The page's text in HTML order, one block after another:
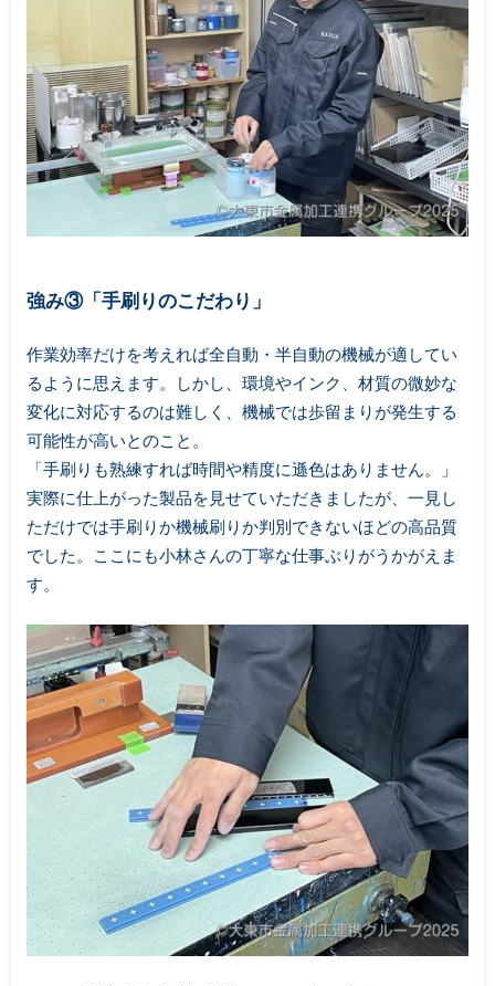
強み③「手刷りのこだわり」
作業効率だけを考えれば全自動・半自動の機械が適してい
るように思えます。しかし、環境やインク、材質の微妙な
変化に対応するのは難しく、機械では歩留まりが発生する
可能性が高いとのこと。
「手刷りも熟練すれば時間や精度に遜色はありません。」
実際に仕上がった製品を見せていただきましたが、一見し
ただけでは手刷りか機械刷りか判別できないほどの高品質
でした。ここにも小林さんの丁寧な仕事ぶりがうかがえま
す。